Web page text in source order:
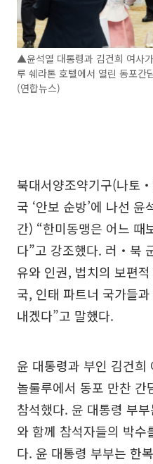
▲윤석열 대통령과 김건희 여사
루 쉐라톤 호텔에서 열린 동포간
(연합뉴스)
북대서양조약기구(나토
국 ‘안보 순방’에 나선
간) “한미동맹은 어느 때
다”고 강조했다. 러‧북
유와 인권, 법치의 보편
국, 인태 파트너 국가들
내겠다”고 말했다.
윤 대통령과 부인 김건
놀룰루에서 동포 만찬 간
참석했다. 윤 대통령 부
와 함께 참석자들의 박수
다. 윤 대통령 부부는 한